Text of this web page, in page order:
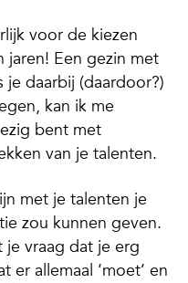
voor de kiezen
Een gezin met
daarbij (daardoor?)
kan ik me
bent met
van je talenten.
met je talenten je
zou kunnen geven.
je vraag dat je erg
er allemaal ‘moet’ en